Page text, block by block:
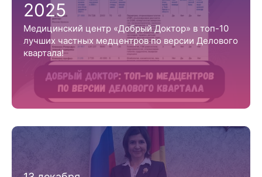
2025
Медицинский центр «Добрый Доктор» в топ-10
лучших частных медцентров по версии Делового
квартала!